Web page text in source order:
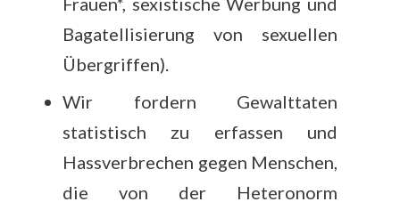
Bagatellisierung von sexuellen
Übergriffen).
Wir fordern Gewalttaten
statistisch zu erfassen und
Hassverbrechen gegen Menschen,
die von der Heteronorm